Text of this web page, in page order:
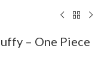
– One Piece